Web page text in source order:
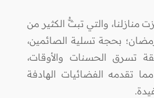
منازلنا، والتي تبثُّ الكثير من
بحجة تسلية الصائمين،
تسرق الحسنات والأوقات،
تقدمه الفضائيات الهادفة